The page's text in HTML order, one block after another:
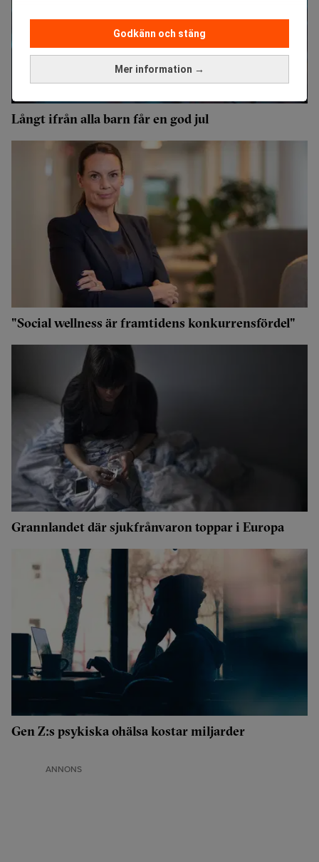
Mer information →
Godkänn och stäng
Långt ifrån alla barn får en god jul
"Social wellness är framtidens konkurrensfördel"
Grannlandet där sjukfrånvaron toppar i Europa
Gen Z:s psykiska ohälsa kostar miljarder
ANNONS